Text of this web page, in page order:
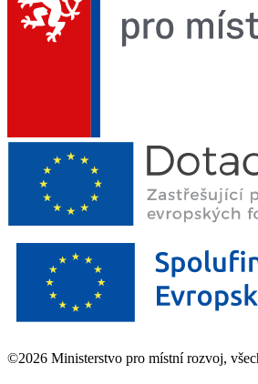
©2026 Ministerstvo pro místní rozvoj,